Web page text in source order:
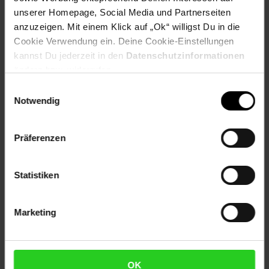
unserer Homepage, Social Media und Partnerseiten
anzuzeigen. Mit einem Klick auf „Ok“ willigst Du in die
Cookie Verwendung ein. Deine Cookie-Einstellungen
kannst Du jederzeit in den Datenschutzinformationen
Notwendig
Präferenzen
Statistiken
Marketing
OK
Herstellerinformationen
Fußzeile
Weitere Online-Angebote
Netto Reisen Weinwelt
Karriere